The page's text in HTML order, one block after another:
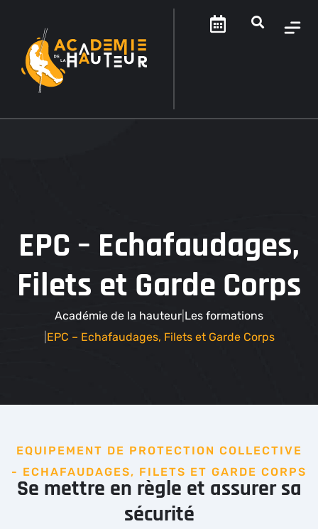
EPC – Echafaudages,
Filets et Garde Corps
Académie de la hauteur Les formations
EPC – Echafaudages, Filets et Garde Corps
EQUIPEMENT DE PROTECTION COLLECTIVE
- ECHAFAUDAGES, FILETS ET GARDE CORPS
Se mettre en règle et assurer sa
sécurité